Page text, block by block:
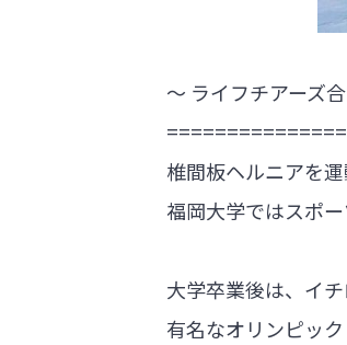
～ ライフチアーズ
椎間板ヘルニアを
福岡大学ではスポー
大学卒業後は、イ
有名なオリンピッ